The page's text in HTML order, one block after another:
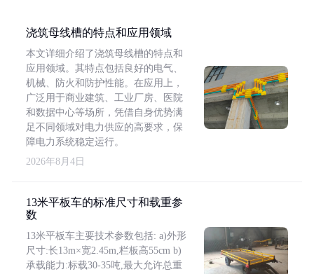
浇筑母线槽的特点和应用领域
本文详细介绍了浇筑母线槽的特点和
应用领域。其特点包括良好的电气、
机械、防火和防护性能。在应用上，
广泛用于商业建筑、工业厂房、医院
和数据中心等场所，凭借自身优势满
足不同领域对电力供应的高要求，保
障电力系统稳定运行。
2026年8月4日
13米平板车的标准尺寸和载重参
数
13米平板车主要技术参数包括: a)外形
尺寸:长13m×宽2.45m,栏板高55cm b)
承载能力:标载30-35吨,最大允许总重